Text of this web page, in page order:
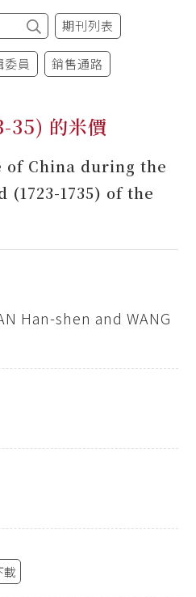
期刊列表
委員 銷售通路
35) 的米價
of China during the
(1723-1735) of the
Han-shen and WANG
載